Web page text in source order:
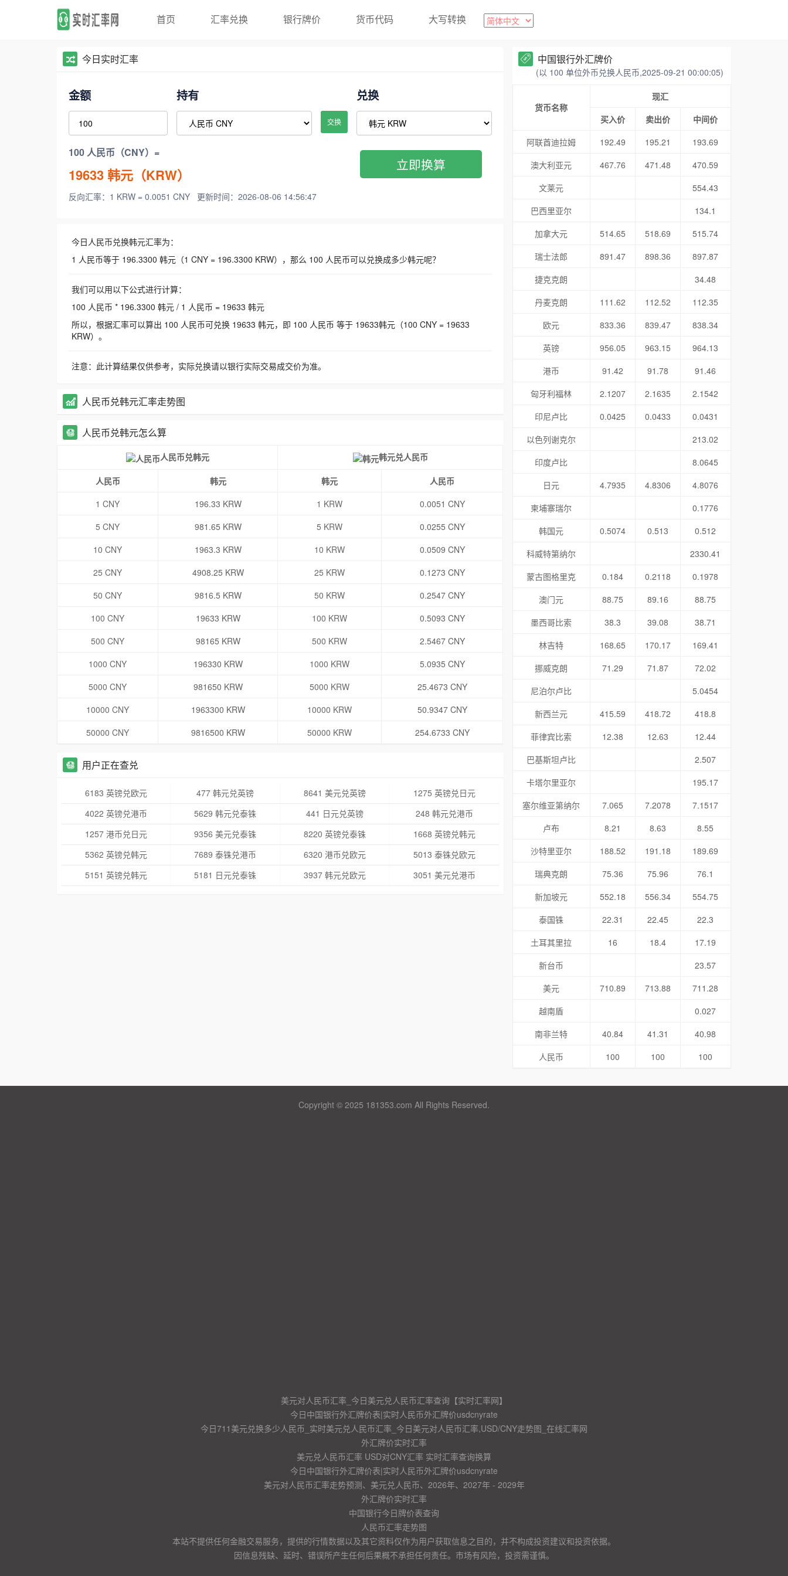
首页 汇率兑换 银行牌价 货币代码 大写转换
今日实时汇率
金额 持有
交换
兑换
100 人民币（CNY）=
19633韩元（KRW）
反向汇率：1 KRW = 0.0051 CNY 更新时间：2026-08-06 14:56:47
立即换算
今日人民币兑换韩元汇率为：
1 人民币等于 196.3300 韩元（1 CNY = 196.3300 KRW），那么 100 人民币可以兑换成多少韩元呢？
我们可以用以下公式进行计算：
100 人民币 * 196.3300 韩元 / 1 人民币 = 19633 韩元
所以，根据汇率可以算出 100 人民币可兑换 19633 韩元，即 100 人民币 等于 19633韩元（100 CNY = 19633
KRW）。
注意：此计算结果仅供参考，实际兑换请以银行实际交易成交价为准。
人民币兑韩元汇率走势图
人民币兑韩元怎么算
人民币兑韩元 韩元兑人民币
人民币 韩元 韩元
人民币
1 CNY
196.33 KRW 1 KRW
0.0051 CNY
5 CNY
981.65 KRW 5 KRW
0.0255 CNY
10 CNY
1963.3 KRW 10 KRW
0.0509 CNY
25 CNY
4908.25 KRW 25 KRW
0.1273 CNY
50 CNY
9816.5 KRW 50 KRW
0.2547 CNY
100 CNY
19633 KRW 100 KRW
0.5093 CNY
500 CNY
98165 KRW 500 KRW
2.5467 CNY
1000 CNY
196330 KRW 1000 KRW
5.0935 CNY
5000 CNY
981650 KRW 5000 KRW
25.4673 CNY
10000 CNY
1963300 KRW 10000 KRW
50.9347 CNY
50000 CNY
9816500 KRW 50000 KRW 254.6733 CNY
用户正在查兑
6183 英镑兑欧元 477 韩元兑英镑 8641 美元兑英镑
1275 英镑兑日元
4022 英镑兑港币
5629 韩元兑泰铢 441 日元兑英镑
248 韩元兑港币
1257 港币兑日元
9356 美元兑泰铢 8220 英镑兑泰铢
1668 英镑兑韩元
5362 英镑兑韩元
7689 泰铢兑港币 6320 港币兑欧元
5013 泰铢兑欧元
5151 英镑兑韩元
5181 日元兑泰铢 3937 韩元兑欧元 3051 美元兑港币
中国银行外汇牌价
(以 100 单位外币兑换人民币,2025-09-21 00:00:05)
货币名称
现汇
买入价
卖出价
中间价
阿联酋迪拉姆
192.49 195.21
193.69
澳大利亚元
467.76 471.48
470.59
文莱元
554.43
巴西里亚尔
134.1
加拿大元
514.65 518.69
515.74
瑞士法郎
891.47 898.36
897.87
捷克克朗
34.48
丹麦克朗
111.62 112.52
112.35
欧元
833.36 839.47
838.34
英镑
956.05 963.15
964.13
港币
91.42 91.78
91.46
匈牙利福林
2.1207 2.1635
2.1542
印尼卢比
0.0425 0.0433
0.0431
以色列谢克尔
213.02
印度卢比
8.0645
日元
4.7935 4.8306
4.8076
柬埔寨瑞尔
0.1776
韩国元
0.5074 0.513
0.512
科威特第纳尔
2330.41
蒙古图格里克
0.184 0.2118
0.1978
澳门元
88.75 89.16
88.75
墨西哥比索
38.3 39.08
38.71
林吉特
168.65 170.17
169.41
挪威克朗
71.29 71.87
72.02
尼泊尔卢比
5.0454
新西兰元
415.59 418.72
418.8
菲律宾比索
12.38 12.63
12.44
巴基斯坦卢比
2.507
卡塔尔里亚尔
195.17
塞尔维亚第纳尔
7.065 7.2078
7.1517
卢布
8.21 8.63
8.55
沙特里亚尔
188.52 191.18
189.69
瑞典克朗
75.36 75.96
76.1
新加坡元
552.18 556.34
554.75
泰国铢
22.31 22.45
22.3
土耳其里拉
16 18.4
17.19
新台币
23.57
美元
710.89 713.88
711.28
越南盾
0.027
南非兰特
40.84 41.31
40.98
人民币
100 100 100
Copyright © 2025 181353.com All Rights Reserved.
美元对人民币汇率_今日美元兑人民币汇率查询【实时汇率网】
今日中国银行外汇牌价表|实时人民币外汇牌价usdcnyrate
今日711美元兑换多少人民币_实时美元兑人民币汇率_今日美元对人民币汇率,USD/CNY走势图_在线汇率网
外汇牌价实时汇率
美元兑人民币汇率 USD对CNY汇率 实时汇率查询换算
今日中国银行外汇牌价表|实时人民币外汇牌价usdcnyrate
美元对人民币汇率走势预测、美元兑人民币、2026年、2027年 - 2029年
外汇牌价实时汇率
中国银行今日牌价表查询
人民币汇率走势图
本站不提供任何金融交易服务，提供的行情数据以及其它资料仅作为用户获取信息之目的，并不构成投资建议和投资依据。
因信息残缺、延时、错误所产生任何后果概不承担任何责任。市场有风险，投资需谨慎。